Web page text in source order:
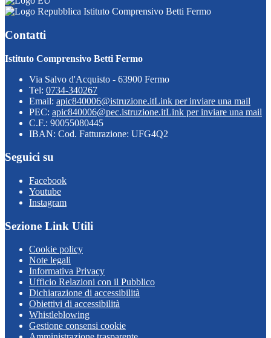
Istituto Comprensivo Betti Fermo
Contatti
Istituto Comprensivo Betti Fermo
Via Salvo d'Acquisto - 63900 Fermo
Tel: 0734-340267
Email: apic840006@istruzione.itLink per inviare una mail
PEC: apic840006@pec.istruzione.itLink per inviare una mail
C.F.: 90055080445
IBAN: Cod. Fatturazione: UFG4Q2
Seguici su
Facebook
Youtube
Instagram
Sezione Link Utili
Cookie policy
Note legali
Informativa Privacy
Ufficio Relazioni con il Pubblico
Dichiarazione di accessibilità
Obiettivi di accessibilità
Whistleblowing
Gestione consensi cookie